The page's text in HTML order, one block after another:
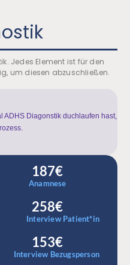
Jedes Element ist für den
um diesen abzuschließen.
ADHS Diagonstik duchlaufen hast,
187€
Anamnese
258€
Interview Patient*in
153€
Interview Bezugsperson